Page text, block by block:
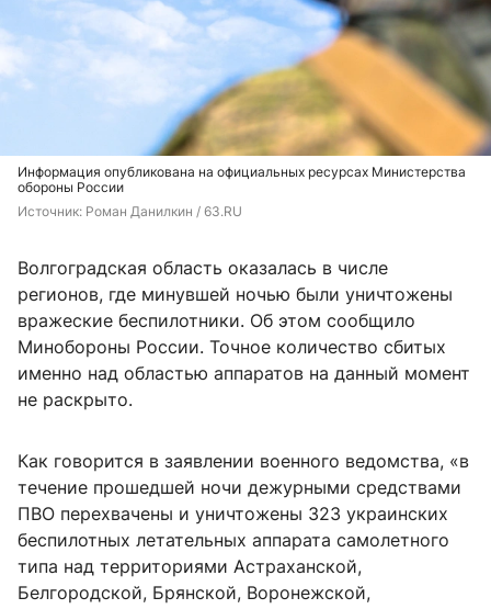
Информация опубликована на официальных ресурсах Министерства
обороны России
Источник: Роман Данилкин / 63.RU
Волгоградская область оказалась в числе
регионов, где минувшей ночью были уничтожены
вражеские беспилотники. Об этом сообщило
Минобороны России. Точное количество сбитых
именно над областью аппаратов на данный момент
не раскрыто.
Как говорится в заявлении военного ведомства, «в
течение прошедшей ночи дежурными средствами
ПВО перехвачены и уничтожены 323 украинских
беспилотных летательных аппарата самолетного
типа над территориями Астраханской,
Белгородской, Брянской, Воронежской,